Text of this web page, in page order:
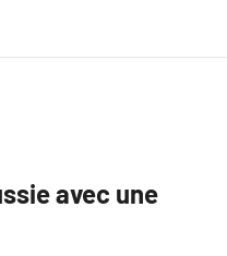
avec une